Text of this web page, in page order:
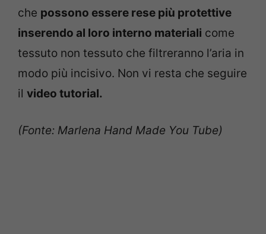
che possono essere rese più protettive
inserendo al loro interno materiali come
tessuto non tessuto che filtreranno l’aria in
modo più incisivo. Non vi resta che seguire
il video tutorial.
(Fonte: Marlena Hand Made You Tube)